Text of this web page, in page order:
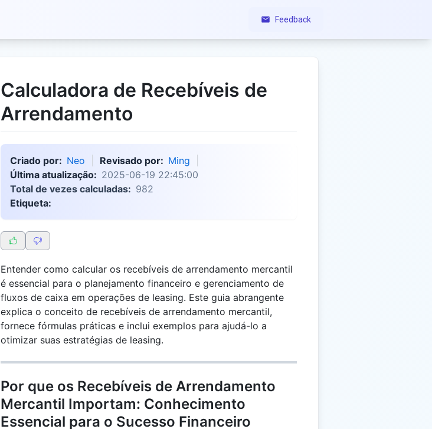
Feedback
Calculadora de Recebíveis de
Arrendamento
Criado por: Neo Revisado por: Ming
Última atualização: 2025-06-19 22:45:00
Total de vezes calculadas: 982
Etiqueta:
Entender como calcular os recebíveis de arrendamento mercantil
é essencial para o planejamento financeiro e gerenciamento de
fluxos de caixa em operações de leasing. Este guia abrangente
explica o conceito de recebíveis de arrendamento mercantil,
fornece fórmulas práticas e inclui exemplos para ajudá-lo a
otimizar suas estratégias de leasing.
Por que os Recebíveis de Arrendamento
Mercantil Importam: Conhecimento
Essencial para o Sucesso Financeiro